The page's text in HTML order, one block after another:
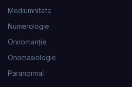
Mediumnitate
Numerologie
Oniromanţie
Onomasiologie
Paranormal